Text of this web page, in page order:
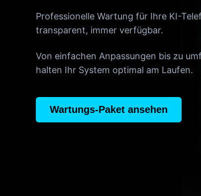
Professionelle Wartung für Ihre KI-
transparent, immer verfügbar.
Von einfachen Anpassungen bis zu
halten Ihr System optimal am Laufen.
Wartungs-Paket ansehen